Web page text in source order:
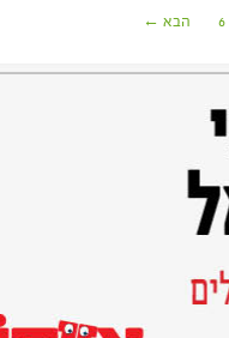
6 הבא ←